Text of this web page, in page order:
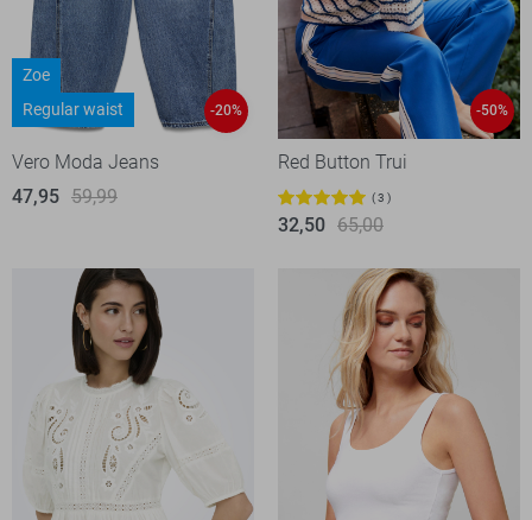
Zoe
Regular waist
-20%
Vero Moda Jeans
47,95 59,99
-50%
Red Button Trui
3
32,50 65,00